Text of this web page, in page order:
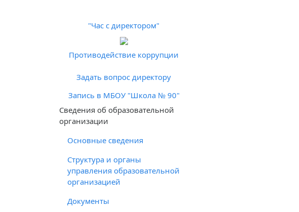
"Час с директором"
Противодействие коррупции
Задать вопрос директору
Запись в МБОУ "Школа № 90"
Cведения об образовательной
организации
Основные сведения
Структура и органы
управления образовательной
организацией
Документы